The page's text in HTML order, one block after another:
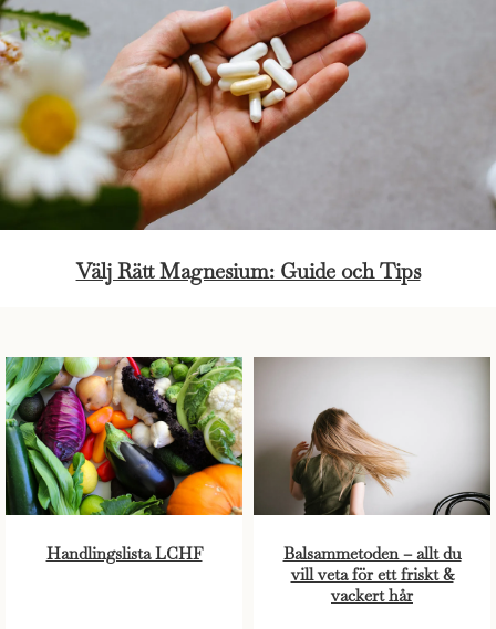
Välj Rätt Magnesium: Guide och Tips
Handlingslista LCHF
Balsammetoden – allt du
vill veta för ett friskt &
vackert hår